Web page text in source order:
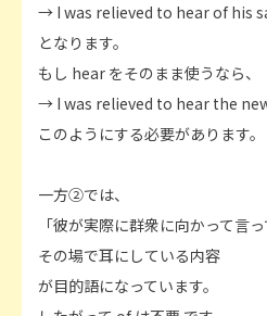
→ I was relieved to hear of his
となります。
もし hear をそのまま使うなら、
→ I was relieved to hear the
このようにする必要があります。
一方②では、
「彼が実際に群衆に向かって言
その場で耳にしている内容
が目的語になっています。